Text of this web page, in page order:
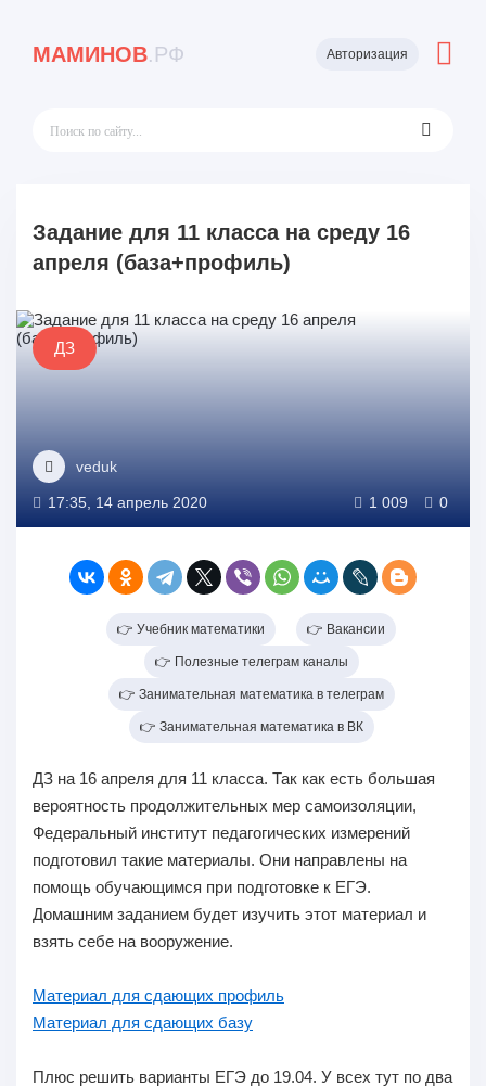
МАМИНОВ.РФ Авторизация
Задание для 11 класса на среду 16
апреля (база+профиль)
ДЗ
veduk
17:35, 14 апрель 2020 1 009 0
👉 Учебник математики 👉 Вакансии
👉 Полезные телеграм каналы
👉 Занимательная математика в телеграм
👉 Занимательная математика в ВК
ДЗ на 16 апреля для 11 класса. Так как есть большая
вероятность продолжительных мер самоизоляции,
Федеральный институт педагогических измерений
подготовил такие материалы. Они направлены на
помощь обучающимся при подготовке к ЕГЭ.
Домашним заданием будет изучить этот материал и
взять себе на вооружение.
Материал для сдающих профиль
Материал для сдающих базу
Плюс решить варианты ЕГЭ до 19.04. У всех тут по два